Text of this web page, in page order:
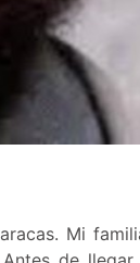
Mi